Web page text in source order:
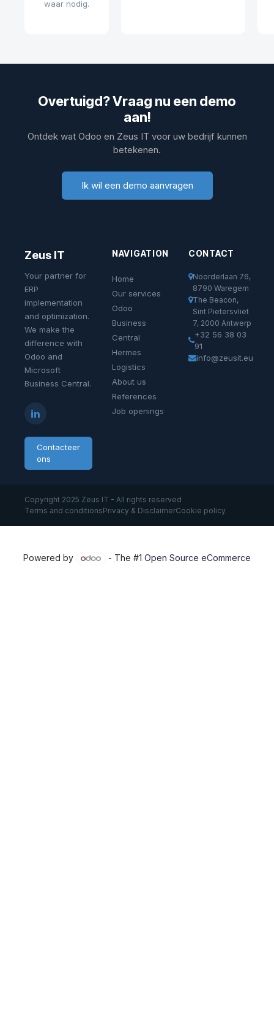
waar nodig.
Overtuigd? Vraag nu een demo
aan!
Ontdek wat Odoo en Zeus IT voor uw bedrijf kunnen
betekenen.
Ik wil een demo aanvragen
Zeus IT
Your partner for
ERP
implementation
and optimization.
We make the
difference with
Odoo and
Microsoft
Business Central.
Contacteer
ons
NAVIGATION
Home
Our services
Odoo
Business
Central
Hermes
Logistics
About us
References
Job openings
CONTACT
Noorderlaan 76,
8790 Waregem
The Beacon,
Sint Pietersvliet
7, 2000 Antwerp
+32 56 38 03
91
info@zeusit.eu
Copyright 2025 Zeus IT - All rights reserved
Terms and conditionsPrivacy & DisclaimerCookie policy
Powered by - The #1 Open Source eCommerce